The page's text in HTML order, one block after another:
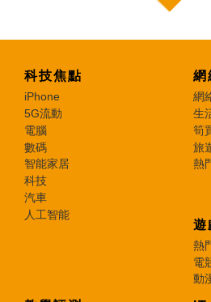
科技焦點
iPhone
5G流動
電腦
數碼
智能家居
科技
汽車
人工智能
網
網
生
筍
旅
熱
遊
熱
電
動